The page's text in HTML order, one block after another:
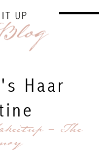
Haar
- The